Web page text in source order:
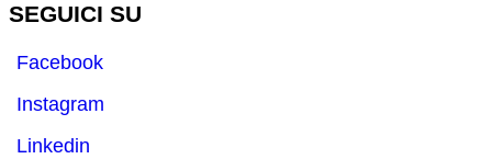
SEGUICI SU
Facebook
Instagram
Linkedin